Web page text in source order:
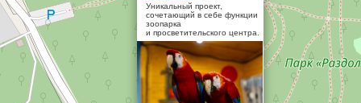
Уникальный проект,
сочетающий в себе функции
зоопарка
и просветительского центра.